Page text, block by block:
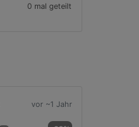
0 mal geteilt
vor ~1 Jahr